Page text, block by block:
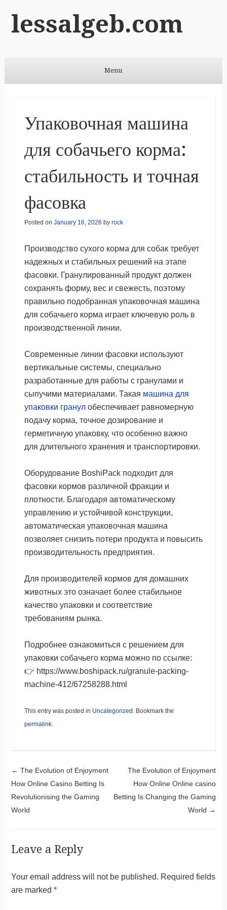
lessalgeb.com
Menu
Упаковочная машина
для собачьего корма:
стабильность и точная
фасовка
Posted on January 16, 2026 by rock
Производство сухого корма для собак требует
надежных и стабильных решений на этапе
фасовки. Гранулированный продукт должен
сохранять форму, вес и свежесть, поэтому
правильно подобранная упаковочная машина
для собачьего корма играет ключевую роль в
производственной линии.
Современные линии фасовки используют
вертикальные системы, специально
разработанные для работы с гранулами и
сыпучими материалами. Такая машина для
упаковки гранулобеспечивает равномерную
подачу корма, точное дозирование и
герметичную упаковку, что особенно важно
для длительного хранения и транспортировки.
Оборудование BoshiPack подходит для
фасовки кормов различной фракции и
плотности. Благодаря автоматическому
управлению и устойчивой конструкции,
автоматическая упаковочная машина
позволяет снизить потери продукта и повысить
производительность предприятия.
Для производителей кормов для домашних
животных это означает более стабильное
качество упаковки и соответствие
требованиям рынка.
Подробнее ознакомиться с решением для
упаковки собачьего корма можно по ссылке:
👉 https://www.boshipack.ru/granule-packing-
machine-412/67258288.html
This entry was posted in Uncategorized . Bookmark the
permalink.
Post navigation
← The Evolution of Enjoyment
How Online Casino Betting Is
Revolutionising the Gaming
World
The Evolution of Enjoyment
How Online Online casino
Betting Is Changing the Gaming
World →
Leave a Reply
Your email address will not be published. Required fields
are marked *